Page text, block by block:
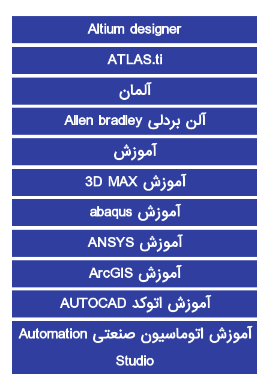
Altium designer
ATLAS.ti
آلمان
آلن بردلی Allen bradley
آموزش
آموزش 3D MAX
آموزش abaqus
آموزش ANSYS
آموزش ArcGIS
آموزش اتوکد AUTOCAD
آموزش اتوماسیون صنعتی Automation
Studio